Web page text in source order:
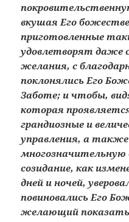
вкушая Его
приготовленные
удовлетворят даже
желания, с
поклонялись Его
Заботе; и чтобы,
которая
грандиозные и
управления, а
многозначительную
созидание, как
дней и ночей,
повиновались Его
желающий показать